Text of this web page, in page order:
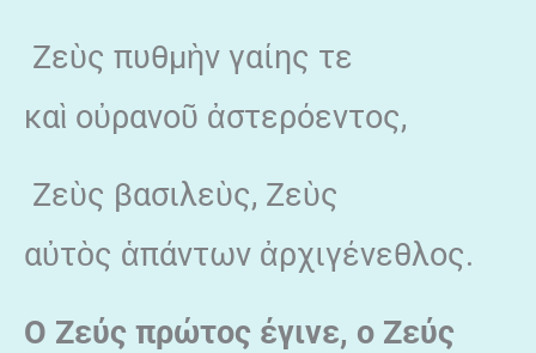
Ζεὺς πυθμὴν γαίης τε
καὶ οὐρανοῦ ἀστερόεντος,
Ζεὺς βασιλεὺς, Ζεὺς
αὐτὸς ἁπάντων ἀρχιγένεθλος.
Ο Ζεύς πρώτος έγινε, ο Ζεύς